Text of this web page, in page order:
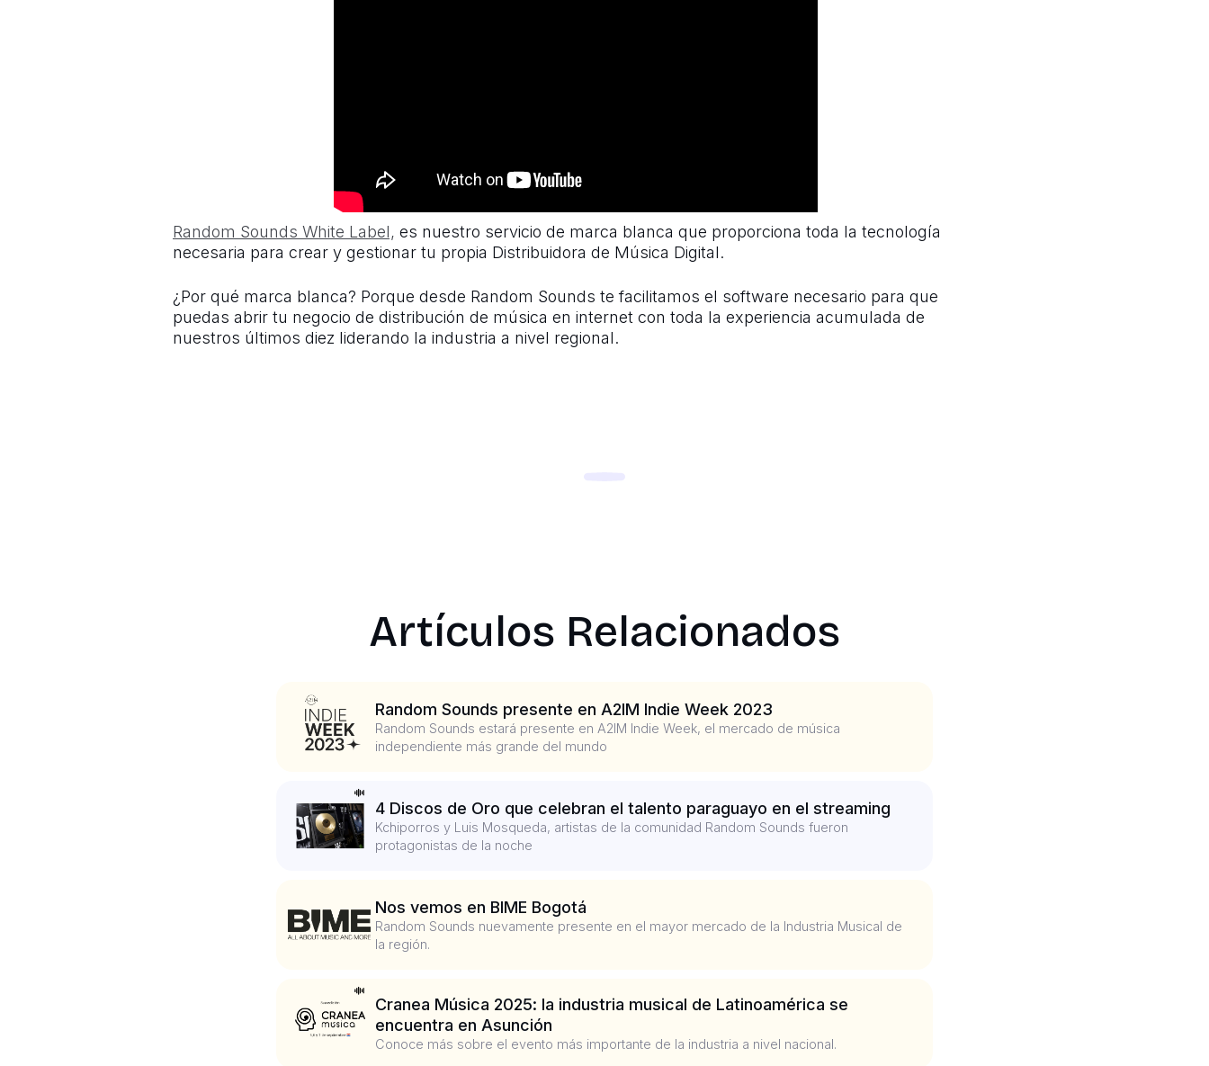
Random Sounds White Label, es nuestro servicio de marca blanca que proporciona toda la tecnología
necesaria para crear y gestionar tu propia Distribuidora de Música Digital.
¿Por qué marca blanca? Porque desde Random Sounds te facilitamos el software necesario para que
puedas abrir tu negocio de distribución de música en internet con toda la experiencia acumulada de
nuestros últimos diez liderando la industria a nivel regional.
Artículos Relacionados
Random Sounds presente en A2IM Indie Week 2023
Random Sounds estará presente en A2IM Indie Week, el mercado de música
independiente más grande del mundo
4 Discos de Oro que celebran el talento paraguayo en el streaming
Kchiporros y Luis Mosqueda, artistas de la comunidad Random Sounds fueron
protagonistas de la noche
Nos vemos en BIME Bogotá
Random Sounds nuevamente presente en el mayor mercado de la Industria Musical de
la región.
Cranea Música 2025: la industria musical de Latinoamérica se
encuentra en Asunción
Conoce más sobre el evento más importante de la industria a nivel nacional.